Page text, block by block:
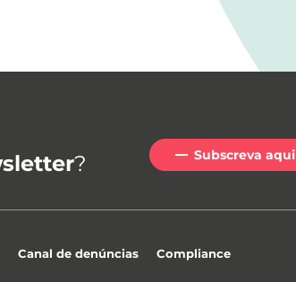
? Subscreva aqui
Canal de denúncias Compliance